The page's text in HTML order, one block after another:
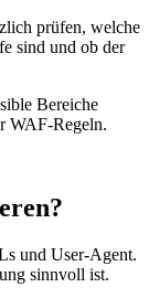
prüfen, welche
sind und ob der
Bereiche
WAF-Regeln.
und User-Agent.
sinnvoll ist.